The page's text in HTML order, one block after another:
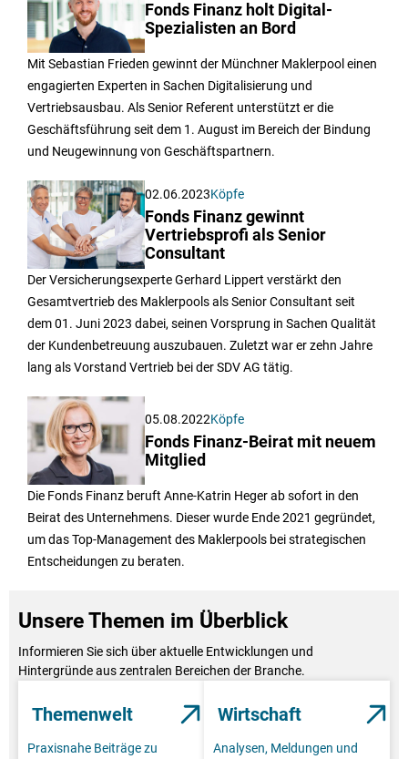
Fonds Finanz holt Digital-
Spezialisten an Bord
Mit Sebastian Frieden gewinnt der Münchner Maklerpool einen
engagierten Experten in Sachen Digitalisierung und
Vertriebsausbau. Als Senior Referent unterstützt er die
Geschäftsführung seit dem 1. August im Bereich der Bindung
und Neugewinnung von Geschäftspartnern.
02.06.2023Köpfe
Fonds Finanz gewinnt
Vertriebsprofi als Senior
Consultant
Der Versicherungsexperte Gerhard Lippert verstärkt den
Gesamtvertrieb des Maklerpools als Senior Consultant seit
dem 01. Juni 2023 dabei, seinen Vorsprung in Sachen Qualität
der Kundenbetreuung auszubauen. Zuletzt war er zehn Jahre
lang als Vorstand Vertrieb bei der SDV AG tätig.
05.08.2022Köpfe
Fonds Finanz-Beirat mit neuem
Mitglied
Die Fonds Finanz beruft Anne-Katrin Heger ab sofort in den
Beirat des Unternehmens. Dieser wurde Ende 2021 gegründet,
um das Top-Management des Maklerpools bei strategischen
Entscheidungen zu beraten.
Unsere Themen im Überblick
Informieren Sie sich über aktuelle Entwicklungen und
Hintergründe aus zentralen Bereichen der Branche.
Themenwelt
Praxisnahe Beiträge zu
Wirtschaft
Analysen, Meldungen und